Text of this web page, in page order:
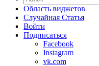
Область виджетов
Случайная Статья
Войти
Подписаться
Facebook
Instagram
vk.com